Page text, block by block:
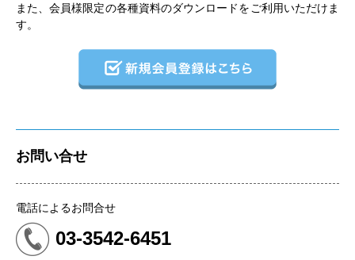
また、会員様限定の各種資料のダウンロードをご利用いただけま
す。
お問い合せ
電話によるお問合せ
03-3542-6451